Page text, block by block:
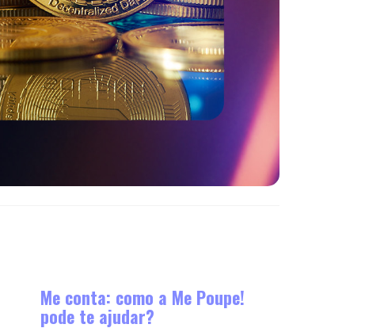
Me conta: como a Me Poupe!
pode te ajudar?